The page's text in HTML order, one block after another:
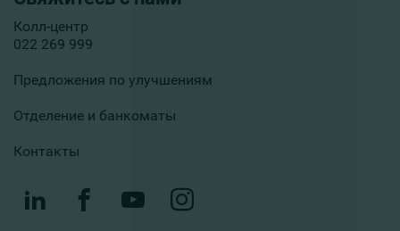
Колл-центр
022 269 999
Предложения по улучшениям
Отделение и банкоматы
Контакты